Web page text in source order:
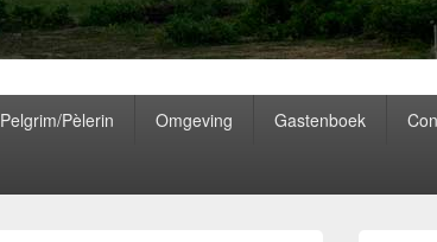
Pelgrim/Pèlerin Omgeving Gastenboek